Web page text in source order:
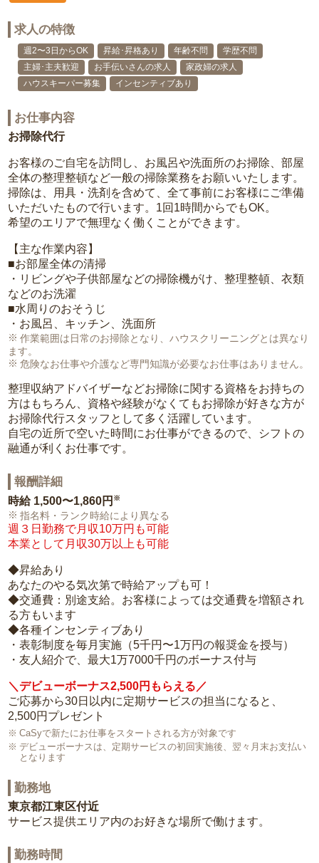
求人の特徴
週2〜3日からOK 昇給･昇格あり 年齢不問
学歴不問
主婦･主夫歓迎
お手伝いさんの求人
家政婦の求人
ハウスキーパー募集
インセンティブあり
お仕事内容
お掃除代行
お客様のご自宅を訪問し、お風呂や洗面所のお掃除、部屋
全体の整理整頓など一般の掃除業務をお願いいたします。
掃除は、用具・洗剤を含めて、全て事前にお客様にご準備
いただいたもので行います。1回1時間からでもOK。
希望のエリアで無理なく働くことができます。
【主な作業内容】
■お部屋全体の清掃
・リビングや子供部屋などの掃除機がけ、整理整頓、衣類
などのお洗濯
■水周りのおそうじ
・お風呂、キッチン、洗面所
作業範囲は日常のお掃除となり、ハウスクリーニングとは異なり
ます。
危険なお仕事や介護など専門知識が必要なお仕事はありません。
整理収納アドバイザーなどお掃除に関する資格をお持ちの
方はもちろん、資格や経験がなくてもお掃除が好きな方が
お掃除代行スタッフとして多く活躍しています。
自宅の近所で空いた時間にお仕事ができるので、シフトの
融通が利くお仕事です。
報酬詳細
時給 1,500〜1,860円 ※
指名料・ランク時給により異なる
週３日勤務で月収10万円も可能
本業として月収30万以上も可能
◆昇給あり
あなたのやる気次第で時給アップも可！
◆交通費：別途支給。お客様によっては交通費を増額され
る方もいます
◆各種インセンティブあり
・表彰制度を毎月実施（5千円〜1万円の報奨金を授与）
・友人紹介で、最大1万7000千円のボーナス付与
＼デビューボーナス2,500円もらえる／
ご応募から30日以内に定期サービスの担当になると、
2,500円プレゼント
CaSyで新たにお仕事をスタートされる方が対象です
デビューボーナスは、定期サービスの初回実施後、翌々月末お支払い
となります
勤務地
東京都江東区付近
サービス提供エリア内のお好きな場所で働けます。
勤務時間